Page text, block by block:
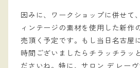
因みに、ワークショップに併せて
ィンテージの素材を使用した新作
売頂く予定です。もし当日名古屋
時間ございましたらチラッチラッ
ださいね。特に、サロン デ レー